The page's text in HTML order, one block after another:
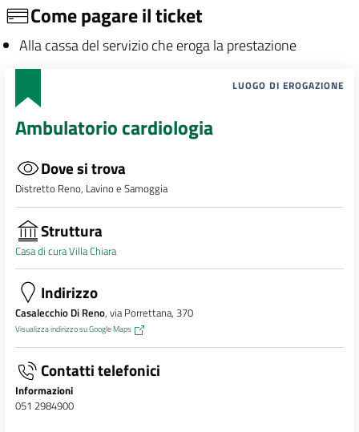
Come pagare il ticket
Alla cassa del servizio che eroga la prestazione
LUOGO DI EROGAZIONE
Ambulatorio cardiologia
Dove si trova
Distretto Reno, Lavino e Samoggia
Struttura
Casa di cura Villa Chiara
Indirizzo
Casalecchio Di Reno, via Porrettana, 370
Visualizza indirizzo su Google Maps
Contatti telefonici
Informazioni
051 2984900